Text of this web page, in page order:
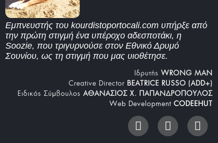
Εμπνευστής του kourdistoportocali.com υπήρξε από
την πρώτη στιγμή ένα υπέροχο αδεσποτάκι, η
Soozie, που τριγυρνούσε στον Εθνικό Δρυμό
Σουνίου, ως τη στιγμή που μας υιοθέτησε.
Iδρυτής WRONG MAN
Creative Director BEATRICE RUSSO (ADD+)
Ειδικός Σύμβουλος ΑΘΑΝΑΣΙΟΣ Χ. ΠΑΠΑΝΔΡΟΠΟΥΛΟΣ
Web Development CODEEHUT